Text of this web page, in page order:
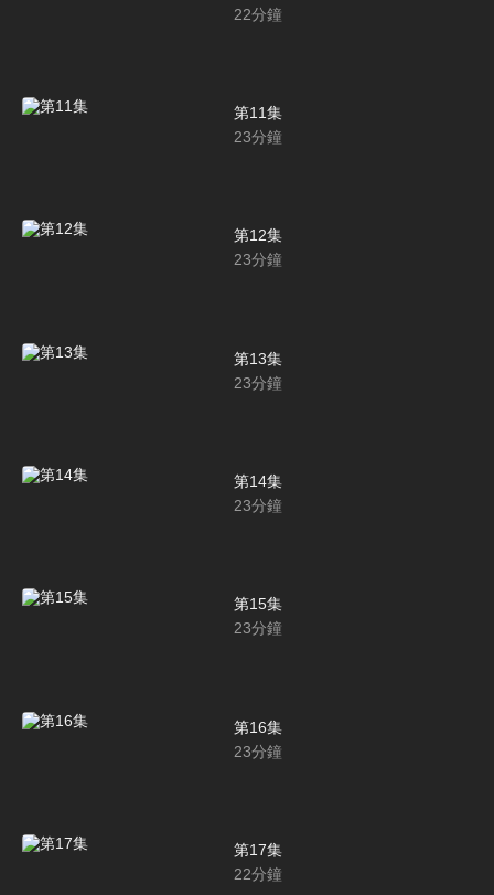
22分鐘
第11集
23分鐘
第12集
23分鐘
第13集
23分鐘
第14集
23分鐘
第15集
23分鐘
第16集
23分鐘
第17集
22分鐘